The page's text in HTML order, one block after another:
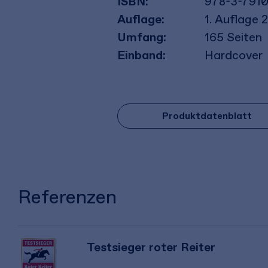
Auflage:
1. Auflage
Umfang:
165 Seiten
Einband:
Hardcover
Produktdatenblatt
Referenzen
Testsieger roter Reiter